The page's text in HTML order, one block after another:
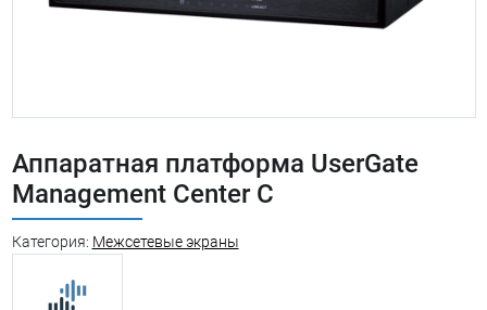
Аппаратная платформа UserGate
Management Center C
Категория: Межсетевые экраны